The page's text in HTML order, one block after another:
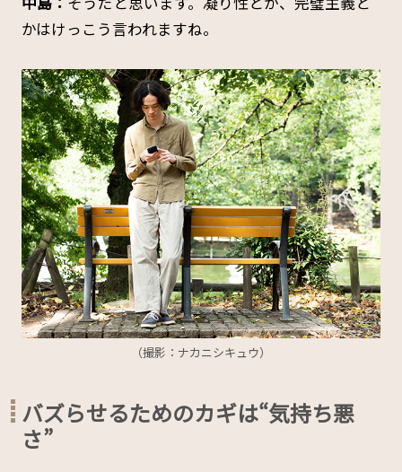
かはけっこう言われますね。
（撮影：ナカニシキュウ）
バズらせるためのカギは“気持ち悪
さ”